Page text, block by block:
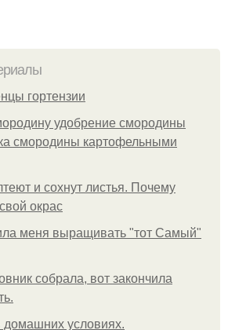
гортензии
удобрение смородины
смородины картофельными
и сохнут листья. Почему
окрас
меня выращивать "тот Самый"
собрала, вот закончила
домашних условиях.